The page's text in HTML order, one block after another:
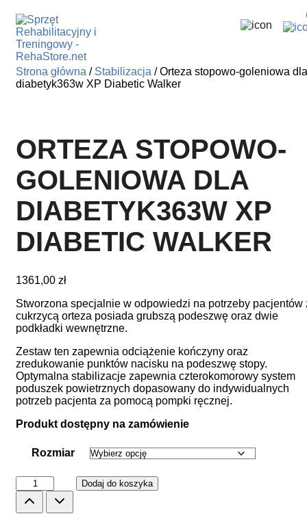
Skip
the
Strona główna / Stabilizacja / Orteza stopowo-goleniowa dla
diabetyk363w XP Diabetic Walker
ORTEZA STOPOWO-
GOLENIOWA DLA
DIABETYK363W XP
DIABETIC WALKER
1361,00 zł
Stworzona specjalnie w odpowiedzi na potrzeby pacjentów
cukrzycą orteza posiada grubszą podeszwę oraz dwie
podkładki wewnętrzne.
Zestaw ten zapewnia odciążenie kończyny oraz
zredukowanie punktów nacisku na podeszwę stopy.
Optymalna stabilizacje zapewnia czterokomorowy system
poduszek powietrznych dopasowany do indywidualnych
potrzeb pacjenta za pomocą pompki ręcznej.
Produkt dostępny na zamówienie
Rozmiar
ilość
Orteza
stopowo-
Dodaj do koszyka